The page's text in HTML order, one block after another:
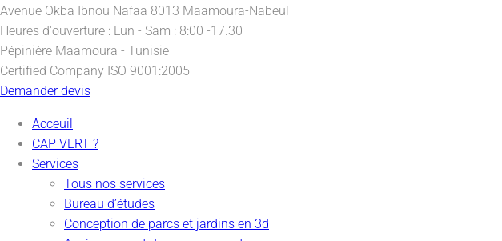
Avenue Okba Ibnou Nafaa 8013 Maamoura-Nabeul
Heures d'ouverture : Lun - Sam : 8:00 -17.30
Pépinière Maamoura - Tunisie
Certified Company ISO 9001:2005
Demander devis
Acceuil
CAP VERT ?
Services
Tous nos services
Bureau d’études
Conception de parcs et jardins en 3d